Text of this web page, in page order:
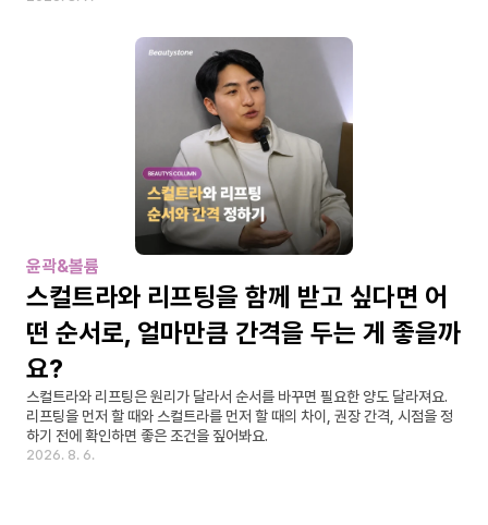
윤곽&볼륨
스컬트라와 리프팅을 함께 받고 싶다면 어
떤 순서로, 얼마만큼 간격을 두는 게 좋을까
요?
스컬트라와 리프팅은 원리가 달라서 순서를 바꾸면 필요한 양도 달라져요.
리프팅을 먼저 할 때와 스컬트라를 먼저 할 때의 차이, 권장 간격, 시점을 정
하기 전에 확인하면 좋은 조건을 짚어봐요.
2026. 8. 6.